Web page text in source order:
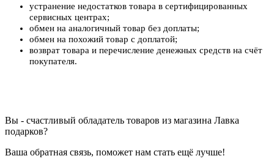
устранение недостатков товара в сертифицированных
сервисных центрах;
обмен на аналогичный товар без доплаты;
обмен на похожий товар с доплатой;
возврат товара и перечисление денежных средств на счёт
покупателя.
Вы - счастливый обладатель товаров из магазина Лавка
подарков?
Ваша обратная связь, поможет нам стать ещё лучше!